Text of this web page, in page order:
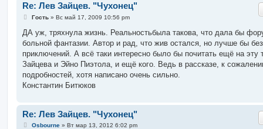
Re: Лев Зайцев. "Чухонец"
С
о
щ
е
и
е
Гость» Вс май 17, 2009 10:56 pm
ДА уж, тряхнула жизнь. Реальностьбыла такова, что дала бы
больной фантазии. Автор и рад, что жив остался, но лучше бы
приключений. А всё таки интересно было бы почитать ещё на эту
Зайцева и Эйно Пиэтола, и ещё кого. Ведь в рассказе, к
подробностей, хотя написано очень сильно.
Константин Битюков
Re: Лев Зайцев. "Чухонец"
СOsbourne» Вт мар 13, 2012 6:02 pm